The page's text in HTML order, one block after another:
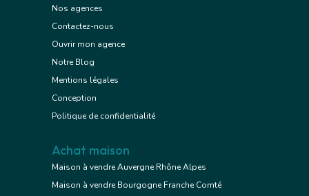
Nos agences
Contactez-nous
Ouvrir mon agence
Notre Blog
Mentions légales
Conception
Politique de confidentialité
Achat maison
Maison à vendre Auvergne Rhône Alpes
Maison à vendre Bourgogne Franche Comté